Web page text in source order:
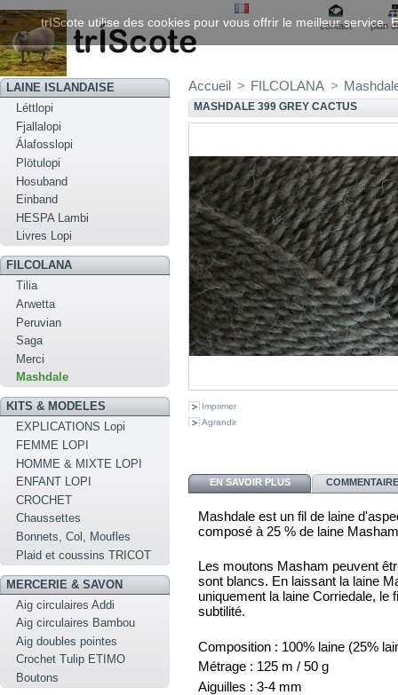
contact plan
LAINE ISLANDAISE
Léttlopi
Fjallalopi
Álafosslopi
Plötulopi
Hosuband
Einband
HESPA Lambi
Livres Lopi
FILCOLANA
Tilia
Arwetta
Peruvian
Saga
Merci
Mashdale
KITS & MODELES
EXPLICATIONS Lopi
FEMME LOPI
HOMME & MIXTE LOPI
ENFANT LOPI
CROCHET
Chaussettes
Bonnets, Col, Moufles
Plaid et coussins TRICOT
MERCERIE & SAVON
Aig circulaires Addi
Aig circulaires Bambou
Aig doubles pointes
Crochet Tulip ETIMO
Boutons
Accueil > FILCOLANA >
MASHDALE 399 GREY CACTUS
Imprimer
Agrandir
EN SAVOIR PLUS
Mashdale est un fil de laine
composé à 25 % de laine
Les moutons Masham peuvent
sont blancs. En laissant la laine
uniquement la laine Corriedale, le
subtilité.
Composition : 100% laine (25%
Métrage : 125 m / 50 g
Aiguilles : 3-4 mm
trIScote utilise des cookies pour vous offrir le meilleur